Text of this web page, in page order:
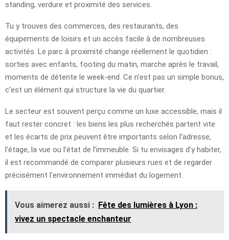
standing, verdure et proximité des services.
Tu y trouves des commerces, des restaurants, des
équipements de loisirs et un accès facile à de nombreuses
activités. Le parc à proximité change réellement le quotidien :
sorties avec enfants, footing du matin, marche après le travail,
moments de détente le week-end. Ce n’est pas un simple bonus,
c’est un élément qui structure la vie du quartier.
Le secteur est souvent perçu comme un luxe accessible, mais il
faut rester concret : les biens les plus recherchés partent vite
et les écarts de prix peuvent être importants selon l’adresse,
l’étage, la vue ou l’état de l’immeuble. Si tu envisages d’y habiter,
il est recommandé de comparer plusieurs rues et de regarder
précisément l’environnement immédiat du logement.
Vous aimerez aussi : Fête des lumières à Lyon :
vivez un spectacle enchanteur